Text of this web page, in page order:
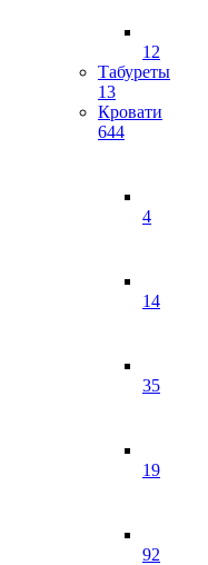
12
Табуреты
13
Кровати
644
4
14
35
19
92